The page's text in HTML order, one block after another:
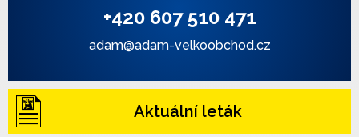
+420 607 510 471
adam@adam-velkoobchod.cz
Aktuální leták